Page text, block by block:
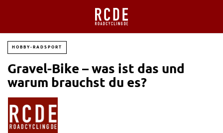
HOBBY-RADSPORT
Gravel-Bike – was ist das und
warum brauchst du es?